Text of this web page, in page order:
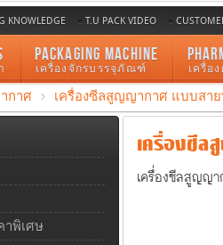
KNOWLEDGE T.U PACK VIDEO
PACKAGING MACHINE
เครื่องจักรบรรจุภัณฑ์ เครื่อ
กาศ เครื่องซีลสูญญากาศ แบบสาย
เครื่องซีล
เครื่องซีลสูญญ
าพิเศษ